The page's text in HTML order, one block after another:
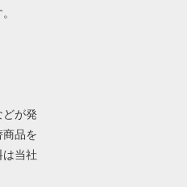
が発
品を
当社